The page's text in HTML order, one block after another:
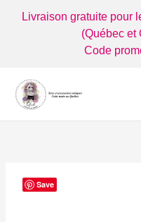
Livraison gratuite pour
(Québec et
Code
Save